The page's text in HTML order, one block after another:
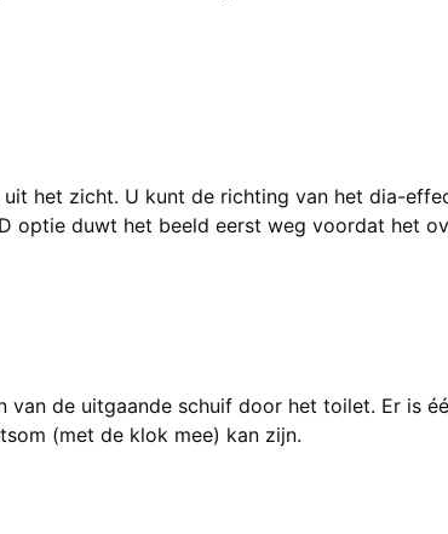
het zicht. U kunt de richting van het dia-
optie duwt het beeld eerst weg voordat het
de uitgaande schuif door het toilet. Er is
(met de klok mee) kan zijn.